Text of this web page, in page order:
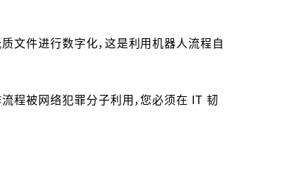
文件进行数字化，这是利用机器人流程自
程被网络犯罪分子利用，您必须在 IT 韧